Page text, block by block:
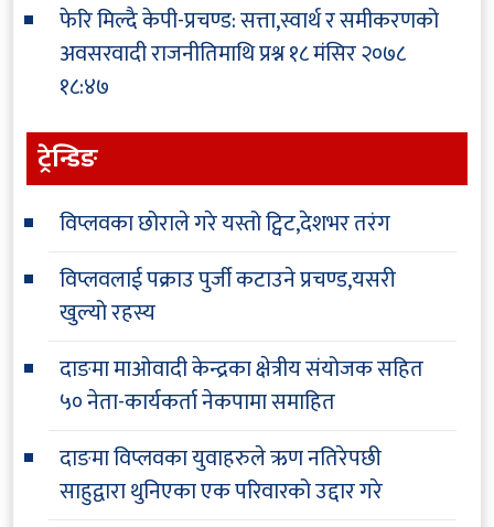
फेरि मिल्दै केपी-प्रचण्ड: सत्ता,स्वार्थ र समीकरणको
अवसरवादी राजनीतिमाथि प्रश्न१८ मंसिर २०७८
१८:४७
ट्रेन्डिङ
विप्लवका छोराले गरे यस्तो ट्विट,देशभर तरंग
विप्लवलाई पक्राउ पुर्जी कटाउने प्रचण्ड,यसरी
खुल्यो रहस्य
दाङमा माओवादी केन्द्रका क्षेत्रीय संयोजक सहित
५० नेता-कार्यकर्ता नेकपामा समाहित
दाङमा विप्लवका युवाहरुले ऋण नतिरेपछी
साहुद्वारा थुनिएका एक परिवारको उद्दार गरे